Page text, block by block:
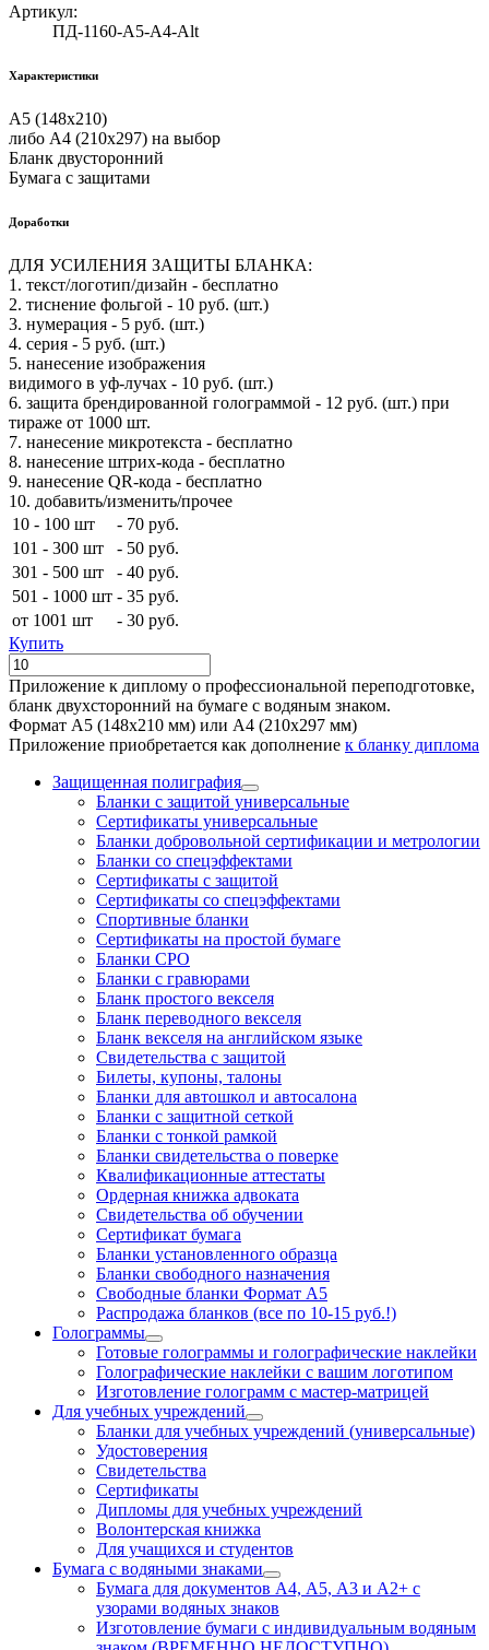
Артикул:
ПД-1160-А5-А4-Alt
Характеристики
А5 (148х210)
либо А4 (210х297) на выбор
Бланк двусторонний
Бумага с защитами
Доработки
ДЛЯ УСИЛЕНИЯ ЗАЩИТЫ БЛАНКА:
1. текст/логотип/дизайн - бесплатно
2. тиснение фольгой - 10 руб. (шт.)
3. нумерация - 5 руб. (шт.)
4. серия - 5 руб. (шт.)
5. нанесение изображения
видимого в уф-лучах - 10 руб. (шт.)
6. защита брендированной голограммой - 12 руб. (шт.) при
тираже от 1000 шт.
7. нанесение микротекста - бесплатно
8. нанесение штрих-кода - бесплатно
9. нанесение QR-кода - бесплатно
10. добавить/изменить/прочее
10 - 100 шт
- 70 руб.
101 - 300 шт
- 50 руб.
301 - 500 шт
- 40 руб.
501 - 1000 шт - 35 руб.
от 1001 шт
- 30 руб.
Купить
Приложение к диплому о профессиональной переподготовке,
бланк двухсторонний на бумаге с водяным знаком.
Формат А5 (148х210 мм) или А4 (210х297 мм)
Приложение приобретается как дополнение к бланку диплома
Защищенная полиграфия
Бланки с защитой универсальные
Сертификаты универсальные
Бланки добровольной сертификации и метрологии
Бланки со спецэффектами
Сертификаты с защитой
Сертификаты со спецэффектами
Спортивные бланки
Cертификаты на простой бумаге
Бланки СРО
Бланки с гравюрами
Бланк простого векселя
Бланк переводного векселя
Бланк векселя на английском языке
Свидетельства с защитой
Билеты, купоны, талоны
Бланки для автошкол и автосалона
Бланки с защитной сеткой
Бланки с тонкой рамкой
Бланки свидетельства о поверке
Квалификационные аттестаты
Ордерная книжка адвоката
Свидетельства об обучении
Сертификат бумага
Бланки установленного образца
Бланки свободного назначения
Свободные бланки Формат А5
Распродажа бланков (все по 10-15 руб.!)
Голограммы
Готовые голограммы и голографические наклейки
Голографические наклейки с вашим логотипом
Изготовление голограмм с мастер-матрицей
Для учебных учреждений
Бланки для учебных учреждений (универсальные)
Удостоверения
Свидетельства
Сертификаты
Дипломы для учебных учреждений
Волонтерская книжка
Для учащихся и студентов
Бумага с водяными знаками
Бумага для документов А4, А5, А3 и А2+ с
узорами водяных знаков
Изготовление бумаги с индивидуальным водяным